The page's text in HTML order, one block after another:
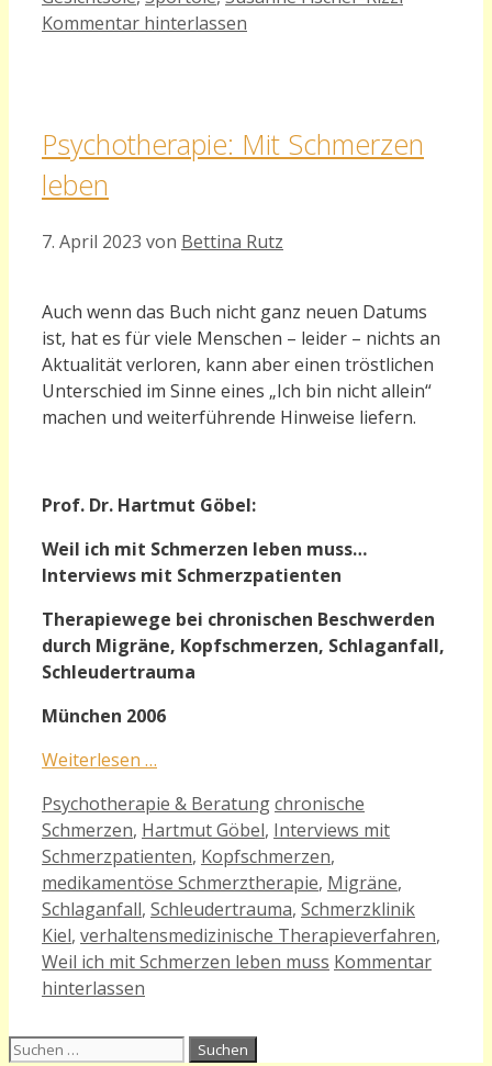
Kommentar hinterlassen
Psychotherapie: Mit Schmerzen
leben
7. April 2023 von Bettina Rutz
Auch wenn das Buch nicht ganz neuen Datums
ist, hat es für viele Menschen – leider – nichts an
Aktualität verloren, kann aber einen tröstlichen
Unterschied im Sinne eines „Ich bin nicht allein“
machen und weiterführende Hinweise liefern.
Prof. Dr. Hartmut Göbel:
Weil ich mit Schmerzen leben muss…
Interviews mit Schmerzpatienten
Therapiewege bei chronischen Beschwerden
durch Migräne, Kopfschmerzen, Schlaganfall,
Schleudertrauma
München 2006
Weiterlesen …
Kategorien
Psychotherapie & BeratungSchlagwörter
chronische
Schmerzen, Hartmut Göbel, Interviews mit
Schmerzpatienten, Kopfschmerzen,
medikamentöse Schmerztherapie, Migräne,
Schlaganfall, Schleudertrauma, Schmerzklinik
Kiel, verhaltensmedizinische Therapieverfahren,
Weil ich mit Schmerzen leben muss Kommentar
hinterlassen
Suchen